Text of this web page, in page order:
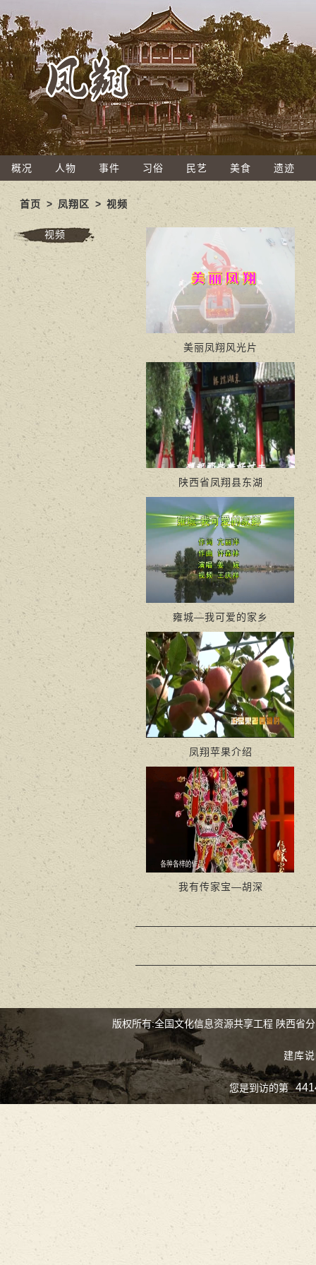
概况 人物 事件 习俗 民艺 美食 遗迹
首页 >凤翔区 > 视频
视频
美丽凤翔风光片
陕西省凤翔县东湖
雍城—我可爱的家乡
凤翔苹果介绍
我有传家宝—胡深
版权所有:全国文化信息资源共享工程 陕西省
建库
您是到访的第